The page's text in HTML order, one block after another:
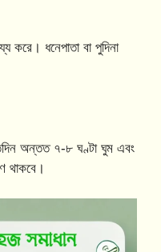
করে। ধনেপাতা বা পুদিনা
অন্তত ৭-৮ ঘণ্টা ঘুম এবং
থাকবে।